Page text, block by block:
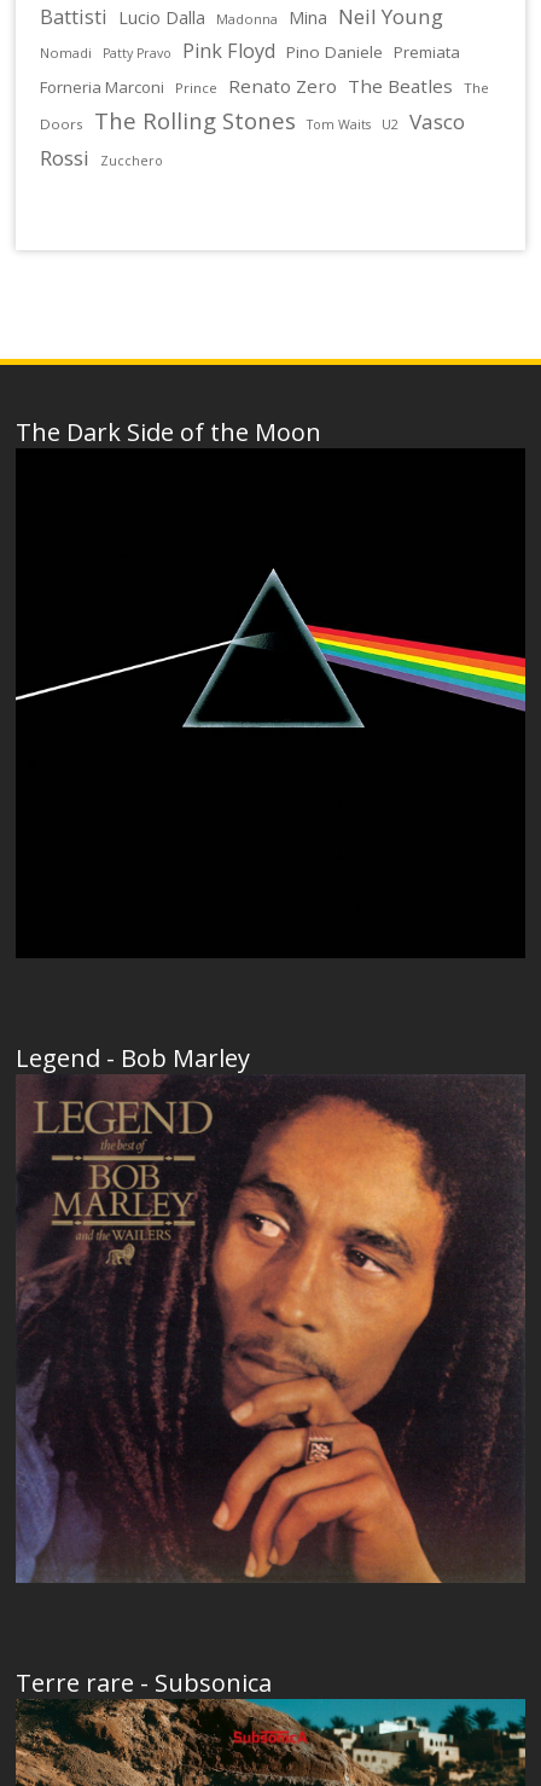
Battisti
Lucio Dalla Madonna Mina Neil Young
Nomadi Patty Pravo Pink Floyd Pino Daniele
Premiata
Forneria Marconi
Prince Renato Zero The Beatles
The
Doors
The Rolling Stones Tom Waits U2
Vasco
Rossi
Zucchero
The Dark Side of the Moon
Legend - Bob Marley
Terre rare - Subsonica